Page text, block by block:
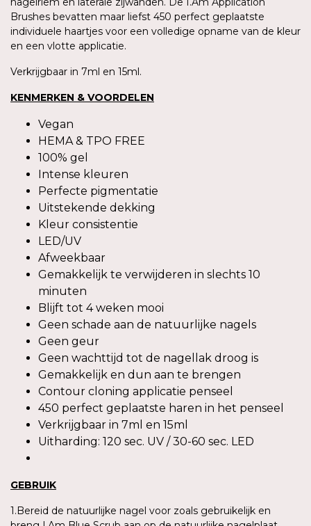
Brushes bevatten maar liefst 450 perfect geplaatste
individuele haartjes voor een volledige opname van de kleur
en een vlotte applicatie.
Verkrijgbaar in 7ml en 15ml.
KENMERKEN & VOORDELEN
Vegan
HEMA & TPO FREE
100% gel
Intense kleuren
Perfecte pigmentatie
Uitstekende dekking
Kleur consistentie
LED/UV
Afweekbaar
Gemakkelijk te verwijderen in slechts 10
minuten
Blijft tot 4 weken mooi
Geen schade aan de natuurlijke nagels
Geen geur
Geen wachttijd tot de nagellak droog is
Gemakkelijk en dun aan te brengen
Contour cloning applicatie penseel
450 perfect geplaatste haren in het penseel
Verkrijgbaar in 7ml en 15ml
Uitharding: 120 sec. UV / 30-60 sec. LED
GEBRUIK
1.Bereid de natuurlijke nagel voor zoals gebruikelijk en